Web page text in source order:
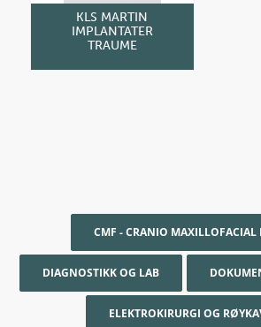
KLS MARTIN
IMPLANTATER
TRAUME
CMF - CRANIO MAXILLOFACIAL
DIAGNOSTIKK OG LAB
ELEKTROKIRURGI OG